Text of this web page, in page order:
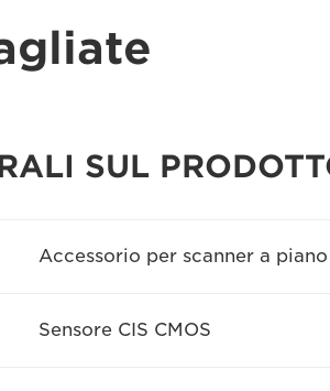
SUL
Accessorio per scanner a
Sensore CIS CMOS